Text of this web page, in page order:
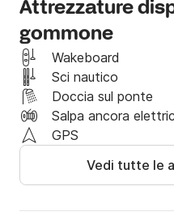
Cauzione ?
Documento d'identità
cauzione) ?
FACOLTATIVO:
Skipper: €300/giorno
Attrezzatura per sport
Attrezzature
gommone
Wakeboard
Sci nautico
Doccia sul ponte
Salpa ancora
GPS
Vedi tutte le